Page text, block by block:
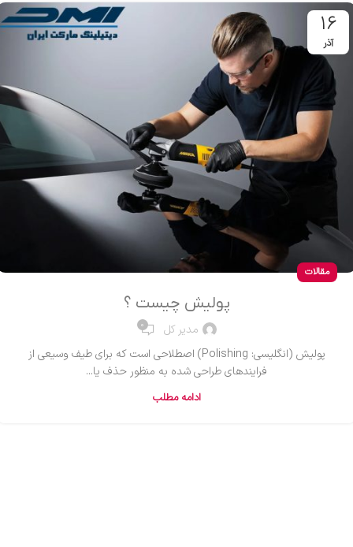
16
آذر
مقالات
پولیش چیست ؟
مدیر کل 0
پولیش (انگلیسی: Polishing) اصطلاحی است که برای طیف وسیعی از
فرایندهای طراحی شده به منظور حذف یا...
ادامه مطلب